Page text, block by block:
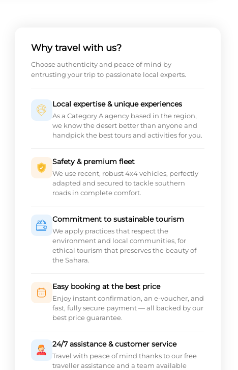
Why travel with us?
Choose authenticity and peace of mind by
entrusting your trip to passionate local experts.
Local expertise & unique experiences
As a Category A agency based in the region,
we know the desert better than anyone and
handpick the best tours and activities for you.
Safety & premium fleet
We use recent, robust 4x4 vehicles, perfectly
adapted and secured to tackle southern
roads in complete comfort.
Commitment to sustainable tourism
We apply practices that respect the
environment and local communities, for
ethical tourism that preserves the beauty of
the Sahara.
Easy booking at the best price
Enjoy instant confirmation, an e-voucher, and
fast, fully secure payment — all backed by our
best price guarantee.
24/7 assistance & customer service
Travel with peace of mind thanks to our free
traveller assistance and a team available